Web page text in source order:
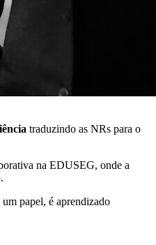
traduzindo as NRs para o
na EDUSEG, onde a
um papel, é aprendizado